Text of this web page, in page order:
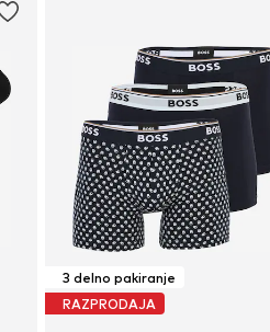
3 delno pakiranje
RAZPRODAJA